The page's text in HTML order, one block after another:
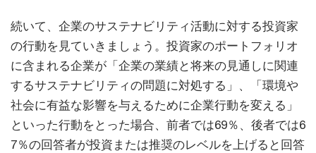
続いて、企業のサステナビリティ活動に対する投資家
の行動を見ていきましょう。投資家のポートフォリオ
に含まれる企業が「企業の業績と将来の見通しに関連
するサステナビリティの問題に対処する」、「環境や
社会に有益な影響を与えるために企業行動を変える」
といった行動をとった場合、前者では69％、後者では6
7％の回答者が投資または推奨のレベルを上げると回答